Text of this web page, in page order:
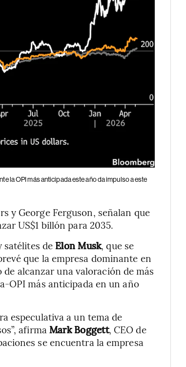
la OPI más anticipada este año da impulso a este
y George Ferguson, señalan que
US$1 billón para 2035.
satélites de Elon Musk, que se
que la empresa dominante en
alcanzar una valoración de más
OPI más anticipada en un año
especulativa a un tema de
afirma Mark Boggett, CEO de
se encuentra la empresa